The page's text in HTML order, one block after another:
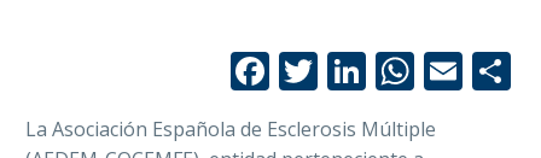
Facebook
Twitter
LinkedIn
La Asociación Española de Esclerosis Múltiple